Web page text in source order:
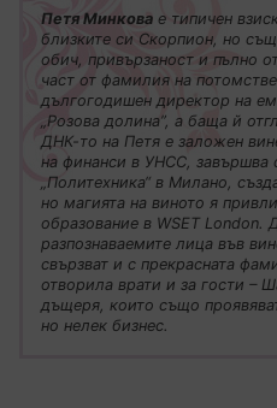
Петя Минкова е типичен
близките си Скорпион, но
обич, привързаност и пълно
част от фамилия на
дългогодишен директор на
„Розова долина”, а баща й
ДНК-то на Петя е заложен
на финанси в УНСС, завършва
„Политехника“ в Милано,
но магията на виното я
образование в WSET London.
разпознаваемите лица във
свързват и с прекрасната
отворила врати и за гости –
дъщеря, които също
но нелек бизнес.